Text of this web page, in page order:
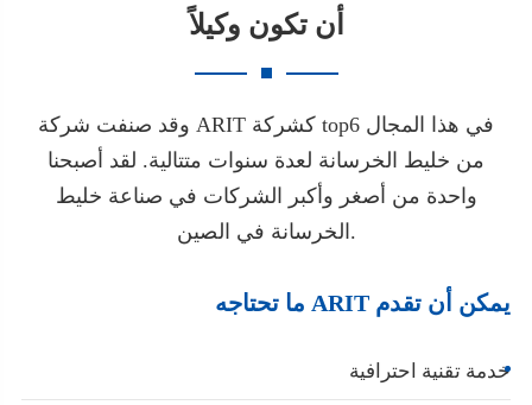
أن تكون وكيلاً
وقد صنفت شركة ARIT كشركة top6 في هذا المجال
من خليط الخرسانة لعدة سنوات متتالية. لقد أصبحنا
واحدة من أصغر وأكبر الشركات في صناعة خليط
الخرسانة في الصين.
ما تحتاجه ARIT يمكن أن تقدم
خدمة تقنية احترافية